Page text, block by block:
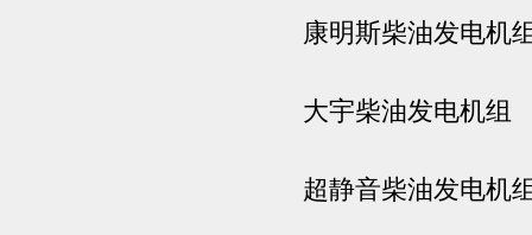
康明斯柴油发电机
大宇柴油发电机组
超静音柴油发电机